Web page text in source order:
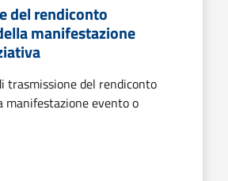
del rendiconto
manifestazione
trasmissione del rendiconto
manifestazione evento o